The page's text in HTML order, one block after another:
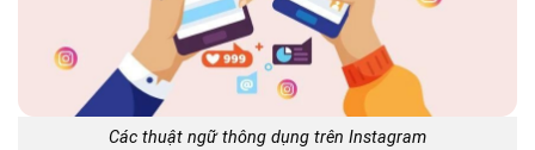
Các thuật ngữ thông dụng trên Instagram